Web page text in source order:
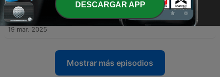
134 - Schuld – und wie wir uns diesem Gefühl stellen
können
19 mar. 2025
Mostrar más episodios
DESCARGAR APP